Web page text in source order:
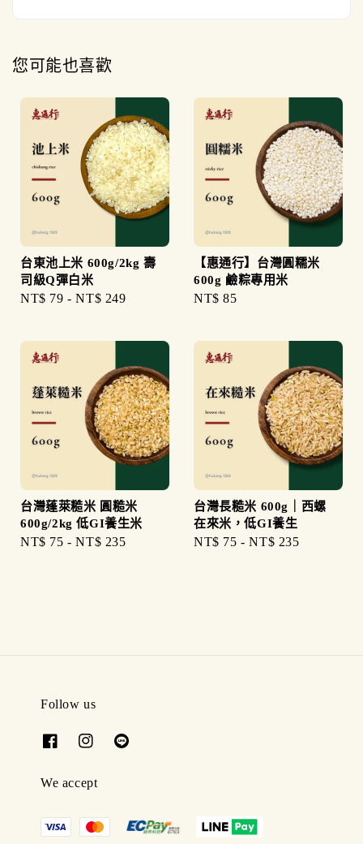
您可能也喜歡
台東池上米 600g/2kg 壽
司級Q彈白米
Regular
NT$ 79 -NT$ 249
【惠通行】台灣圓糯米
600g 鹼粽專用米
Regular
NT$ 85
台灣蓬萊糙米 圓糙米
600g/2kg 低GI養生米
Regular
NT$ 75 -NT$ 235
台灣長糙米 600g｜西螺
在來米，低GI養生
Regular
NT$ 75 -NT$ 235
Follow us
We accept